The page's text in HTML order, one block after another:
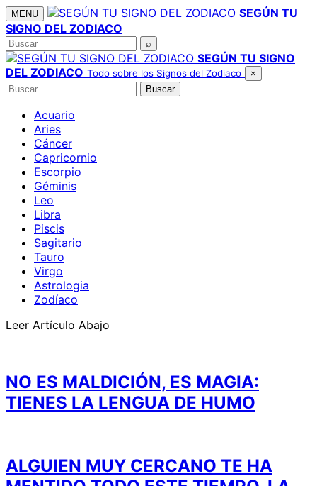
Saltar
al
contenido
MENU
SEGÚN TU
SIGNO DEL ZODIACO
Buscar
⌕
SEGÚN TU SIGNO
DEL ZODIACO Todo sobre los Signos del Zodiaco ×
Buscar Buscar
Acuario
Aries
Cáncer
Capricornio
Escorpio
Géminis
Leo
Libra
Piscis
Sagitario
Tauro
Virgo
Astrologia
Zodíaco
Leer Artículo Abajo
NO ES MALDICIÓN, ES MAGIA:
TIENES LA LENGUA DE HUMO
ALGUIEN MUY CERCANO TE HA